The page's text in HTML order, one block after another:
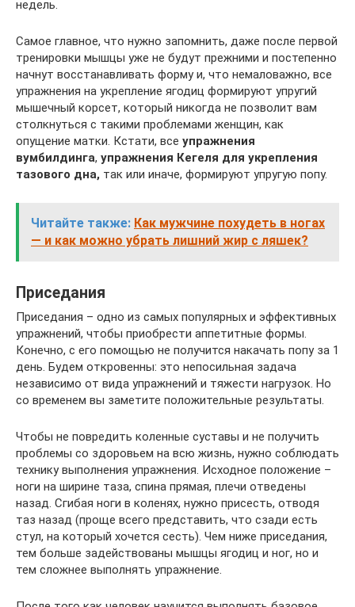
недель.
Самое главное, что нужно запомнить, даже после первой
тренировки мышцы уже не будут прежними и постепенно
начнут восстанавливать форму и, что немаловажно, все
упражнения на укрепление ягодиц формируют упругий
мышечный корсет, который никогда не позволит вам
столкнуться с такими проблемами женщин, как
опущение матки. Кстати, все упражнения
вумбилдинга, упражнения Кегеля для укрепления
тазового дна, так или иначе, формируют упругую попу.
Читайте также: Как мужчине похудеть в ногах
— и как можно убрать лишний жир с ляшек?
Приседания
Приседания – одно из самых популярных и эффективных
упражнений, чтобы приобрести аппетитные формы.
Конечно, с его помощью не получится накачать попу за 1
день. Будем откровенны: это непосильная задача
независимо от вида упражнений и тяжести нагрузок. Но
со временем вы заметите положительные результаты.
Чтобы не повредить коленные суставы и не получить
проблемы со здоровьем на всю жизнь, нужно соблюдать
технику выполнения упражнения. Исходное положение –
ноги на ширине таза, спина прямая, плечи отведены
назад. Сгибая ноги в коленях, нужно присесть, отводя
таз назад (проще всего представить, что сзади есть
стул, на который хочется сесть). Чем ниже приседания,
тем больше задействованы мышцы ягодиц и ног, но и
тем сложнее выполнять упражнение.